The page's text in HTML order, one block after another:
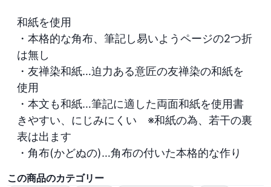
和紙を使用
・本格的な角布、筆記し易いようページの2つ折
は無し
・友禅染和紙…迫力ある意匠の友禅染の和紙を
使用
・本文も和紙…筆記に適した両面和紙を使用書
きやすい、にじみにくい　※和紙の為、若干の裏
表は出ます
・角布(かどぬの)…角布の付いた本格的な作り
この商品のカテゴリー